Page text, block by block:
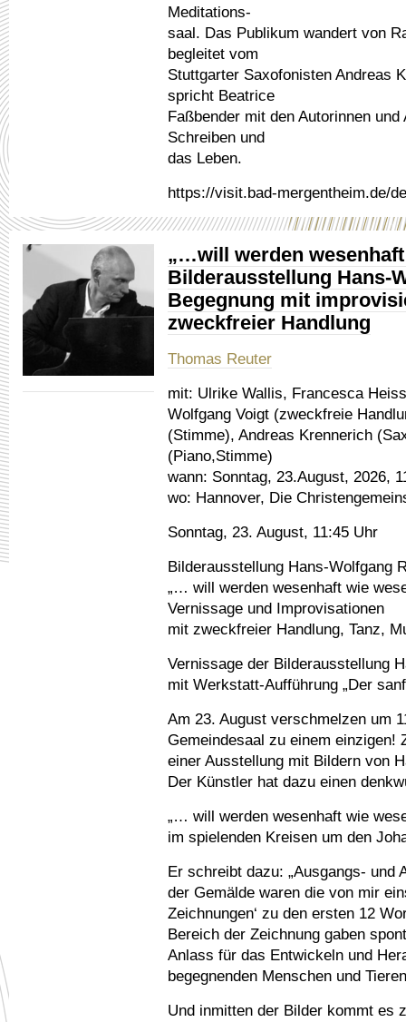
Meditations-
saal. Das Publikum wandert von
begleitet vom
Stuttgarter Saxofonisten Andreas
spricht Beatrice
Faßbender mit den Autorinnen
Schreiben und
das Leben.
https://visit.bad-mergentheim.de/
„…will werden
Bilderausstellung Hans-
Begegnung mit
zweckfreier Handlung
Thomas Reuter
mit: Ulrike Wallis, Francesca
Wolfgang Voigt (zweckfreie
(Stimme), Andreas Krennerich
(Piano,Stimme)
wann: Sonntag, 23.August, 2026,
wo: Hannover, Die
Sonntag, 23. August, 11:45 Uhr
Bilderausstellung Hans-Wolfgang
„… will werden wesenhaft wie
Vernissage und Improvisationen
mit zweckfreier Handlung, Tanz,
Vernissage der Bilderausstellung
mit Werkstatt-Aufführung „Der
Am 23. August verschmelzen um
Gemeindesaal zu einem einzigen!
einer Ausstellung mit Bildern von
Der Künstler hat dazu einen
„… will werden wesenhaft wie
im spielenden Kreisen um den
Er schreibt dazu: „Ausgangs- und
der Gemälde waren die von mir
Zeichnungen‘ zu den ersten 12
Bereich der Zeichnung gaben
Anlass für das Entwickeln und
begegnenden Menschen und
Und inmitten der Bilder kommt es